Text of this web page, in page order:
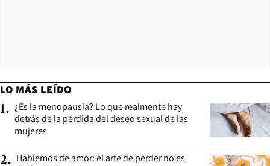
LO MÁS LEÍDO
1. ¿Es la menopausia? Lo que realmente hay
detrás de la pérdida del deseo sexual de las
mujeres
2. Hablemos de amor: el arte de perder no es